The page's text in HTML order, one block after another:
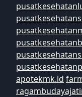
apotekmk.id